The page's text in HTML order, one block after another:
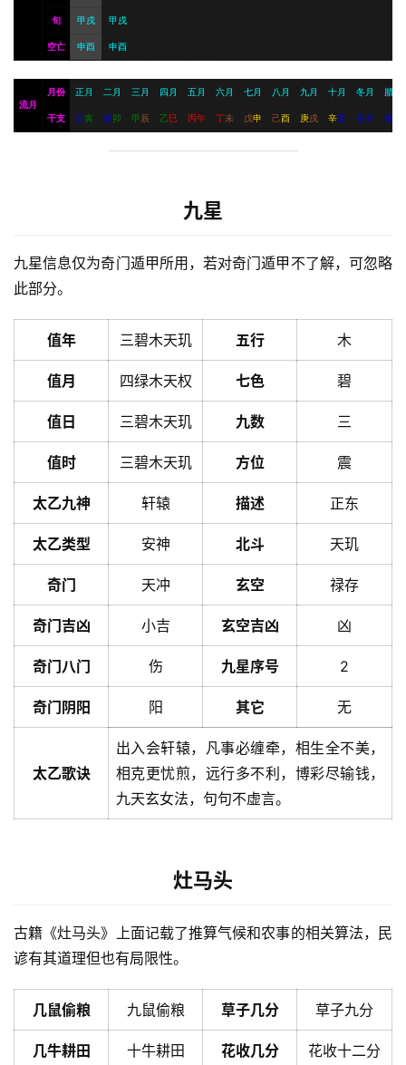
旬 甲戌 甲戌
空亡 申酉 申酉
流月
月份 正月 二月 三月 四月 五月 六月 七月 八月 九月 十月 冬月 腊月
干支 壬寅 癸卯 甲 辰 乙巳 丙午 丁未 戊申 己酉 庚戌 辛亥 壬子 癸
九星
九星信息仅为奇门遁甲所用，若对奇门遁甲不了解，可忽略
此部分。
值年 三碧木天玑 五行 木
值月 四绿木天权 七色 碧
值日 三碧木天玑 九数 三
值时 三碧木天玑 方位 震
太乙九神 轩辕 描述 正东
太乙类型 安神 北斗 天玑
奇门 天冲 玄空 禄存
奇门吉凶 小吉 玄空吉凶 凶
奇门八门 伤 九星序号 2
奇门阴阳 阳 其它 无
太乙歌诀
出入会轩辕，凡事必缠牵，相生全不美，
相克更忧煎，远行多不利，博彩尽输钱，
九天玄女法，句句不虚言。
灶马头
古籍《灶马头》上面记载了推算气候和农事的相关算法，民
谚有其道理但也有局限性。
几鼠偷粮 九鼠偷粮 草子几分 草子九分
几牛耕田 十牛耕田 花收几分 花收十二分